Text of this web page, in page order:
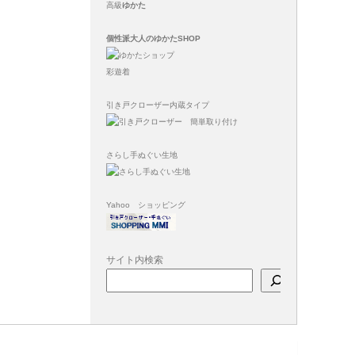
高級ゆかた
個性派大人のゆかたSHOP
彩遊着
引き戸クローザー内蔵タイプ
さらし手ぬぐい生地
Yahoo ショッピング
サイト内検索